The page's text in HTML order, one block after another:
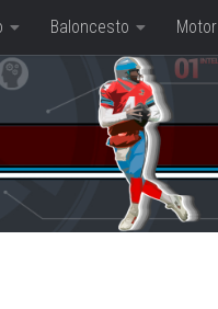
Baloncesto Motor